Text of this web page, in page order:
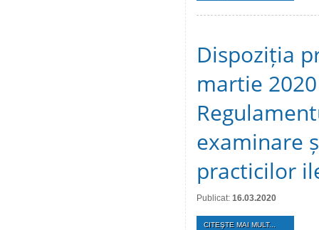
Dispoziția
martie
examinare
practicilor
Publicat: 16.03.2020
CITEŞTE MAI MULT...